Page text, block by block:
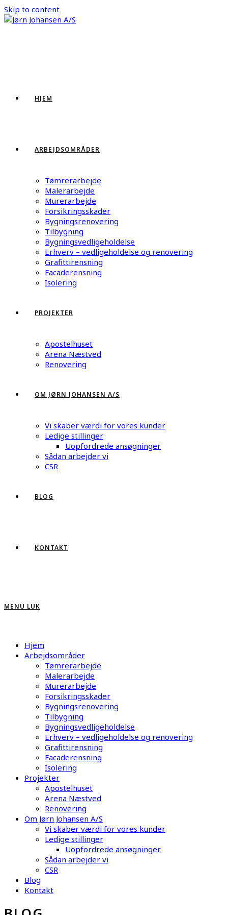
Skip to content
HJEM
ARBEJDSOMRÅDER
Tømrerarbejde
Malerarbejde
Murerarbejde
Forsikringsskader
Bygningsrenovering
Tilbygning
Bygningsvedligeholdelse
Erhverv – vedligeholdelse og renovering
Grafittirensning
Facaderensning
Isolering
PROJEKTER
Apostelhuset
Arena Næstved
Renovering
OM JØRN JOHANSEN A/S
Vi skaber værdi for vores kunder
Ledige stillinger
Uopfordrede ansøgninger
Sådan arbejder vi
CSR
BLOG
KONTAKT
MENU LUK
Hjem
Arbejdsområder
Tømrerarbejde
Malerarbejde
Murerarbejde
Forsikringsskader
Bygningsrenovering
Tilbygning
Bygningsvedligeholdelse
Erhverv – vedligeholdelse og renovering
Grafittirensning
Facaderensning
Isolering
Projekter
Apostelhuset
Arena Næstved
Renovering
Om Jørn Johansen A/S
Vi skaber værdi for vores kunder
Ledige stillinger
Uopfordrede ansøgninger
Sådan arbejder vi
CSR
Blog
Kontakt